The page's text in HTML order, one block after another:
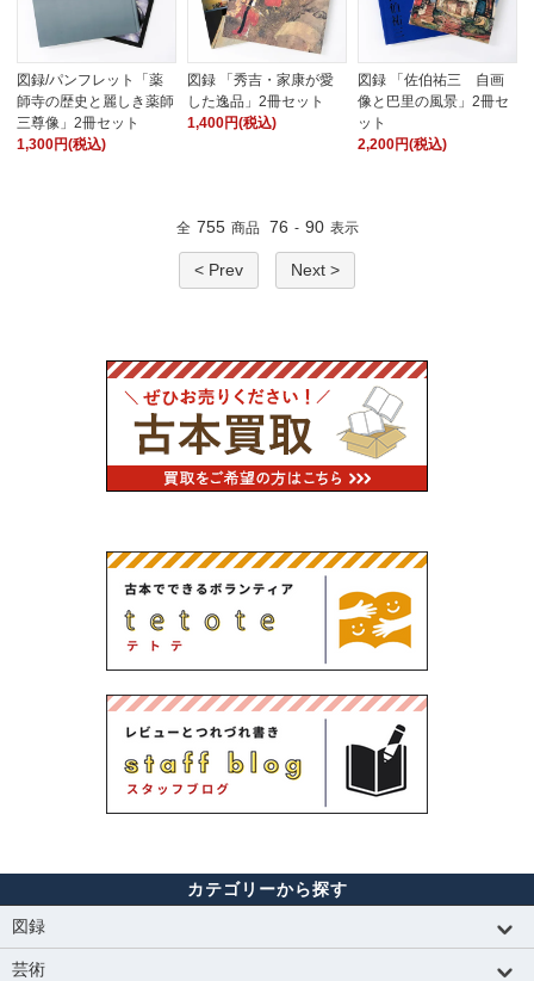
図録/パンフレット「薬
師寺の歴史と麗しき薬師
三尊像」2冊セット
1,300円(税込)
図録 「秀吉・家康が愛
した逸品」2冊セット
1,400円(税込)
図録 「佐伯祐三 自画
像と巴里の風景」2冊セ
ット
2,200円(税込)
全 755 商品 76 - 90 表示
< Prev Next >
カテゴリーから探す
図録
芸術